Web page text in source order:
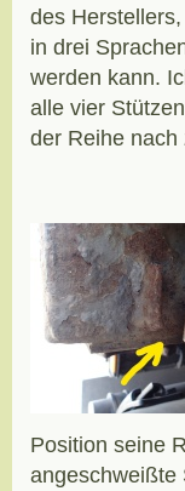
des
in drei
werden kann.
alle vier
der Reihe nach
Position seine
angeschweißte